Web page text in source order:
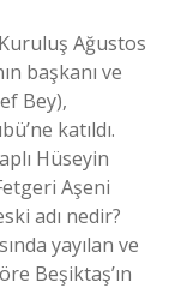
Ağustos
başkanı ve
Bey),
katıldı.
Hüseyin
Aşeni
adı nedir?
yayılan ve
Beşiktaş’ın